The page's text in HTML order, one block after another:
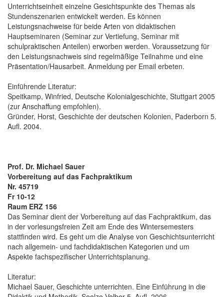
Unterrichtseinheit einzelne Gesichtspunkte des Themas als
Stundenszenarien entwickelt werden. Es können
Leistungsnachweise für beide Arten von didaktischen
Hauptseminaren (Seminar zur Vertiefung, Seminar mit
schulpraktischen Anteilen) erworben werden. Voraussetzung für
den Leistungsnachweis sind regelmäßige Teilnahme und eine
Präsentation/Hausarbeit. Anmeldung per Email erbeten.
Einführende Literatur:
Speitkamp, Winfried, Deutsche Kolonialgeschichte, Stuttgart 2005
(zur Anschaffung empfohlen).
Gründer, Horst, Geschichte der deutschen Kolonien, Paderborn 5.
Aufl. 2004.
Prof. Dr. Michael Sauer
Vorbereitung auf das Fachpraktikum
Nr. 45719
Fr 10-12
Raum ERZ 156
Das Seminar dient der Vorbereitung auf das Fachpraktikum, das
in der vorlesungsfreien Zeit am Ende des Wintersemesters
stattfinden wird. Es geht um die Analyse von Geschichtsunterricht
nach allgemein- und fachdidaktischen Kategorien und um
Aspekte fachspezifischer Unterrichtsplanung.
Literatur:
Michael Sauer, Geschichte unterrichten. Eine Einführung in die